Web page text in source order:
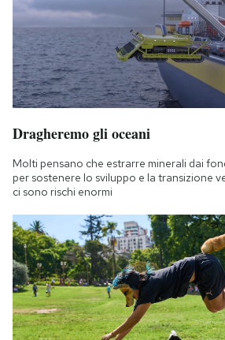
Dragheremo gli oceani
Molti pensano che estrarre minerali dai
per sostenere lo sviluppo e la transizione
ci sono rischi enormi